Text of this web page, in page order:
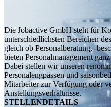
Die Jobactive GmbH steht für
unterschiedlichsten Bereichen
gleich ob Personalberatung, -
bieten Personalmanagement
Dabei stellen wir unseren
Personalengpässen und
Mitarbeiter zur Verfügung oder
Anstellungsverhältnisse.
STELLENDETAILS